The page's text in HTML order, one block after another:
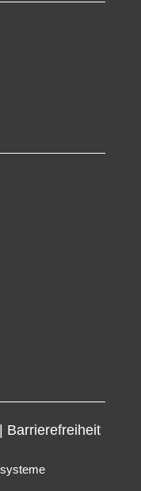
| Barrierefreiheit